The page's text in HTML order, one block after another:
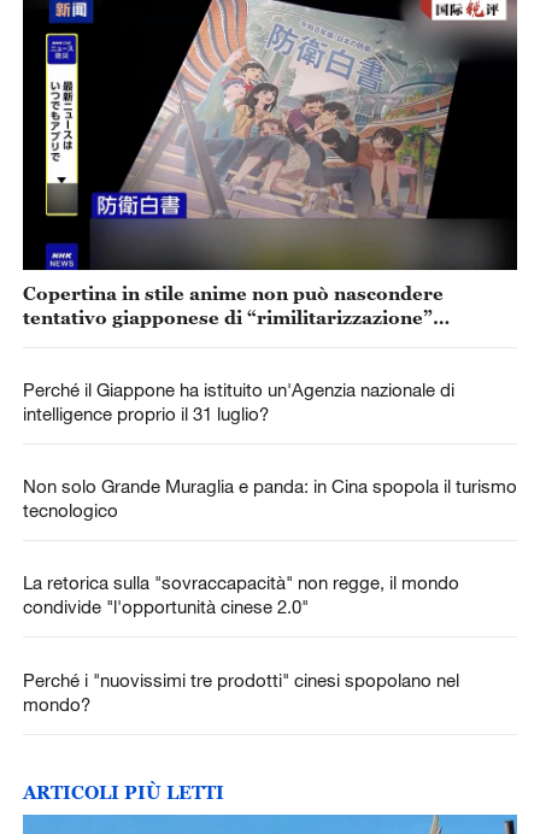
Copertina in stile anime non può nascondere
tentativo giapponese di “rimilitarizzazione”
Perché il Giappone ha istituito un'Agenzia nazionale di
intelligence proprio il 31 luglio?
Non solo Grande Muraglia e panda: in Cina spopola il turismo
tecnologico
La retorica sulla "sovraccapacità" non regge, il mondo
condivide "l'opportunità cinese 2.0"
Perché i "nuovissimi tre prodotti" cinesi spopolano nel
mondo?
ARTICOLI PIÙ LETTI